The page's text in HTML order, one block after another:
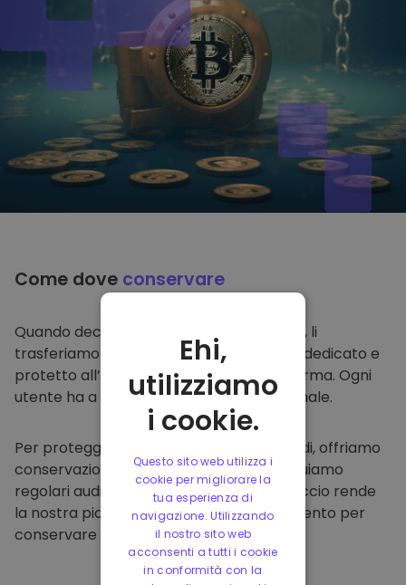
Come dove conservare
Quando decidi di comprare su
, li
trasferiamo direttamente nel tuo wallet dedicato e
protetto all’interno della nostra piattaforma. Ogni
utente ha a disposizione un wallet personale.
Per proteggere i nostri clienti e i loro fondi, offriamo
conservazione offline protetta ed effettuiamo
regolari audit di sicurezza. Questo approccio rende
la nostra piattaforma un punto di riferimento per
conservare e altre criptovalute.
Ehi,
utilizziamo
i cookie.
Questo sito web utilizza i
cookie per migliorare la
tua esperienza di
navigazione. Utilizzando
il nostro sito web
acconsenti a tutti i cookie
in conformità con la